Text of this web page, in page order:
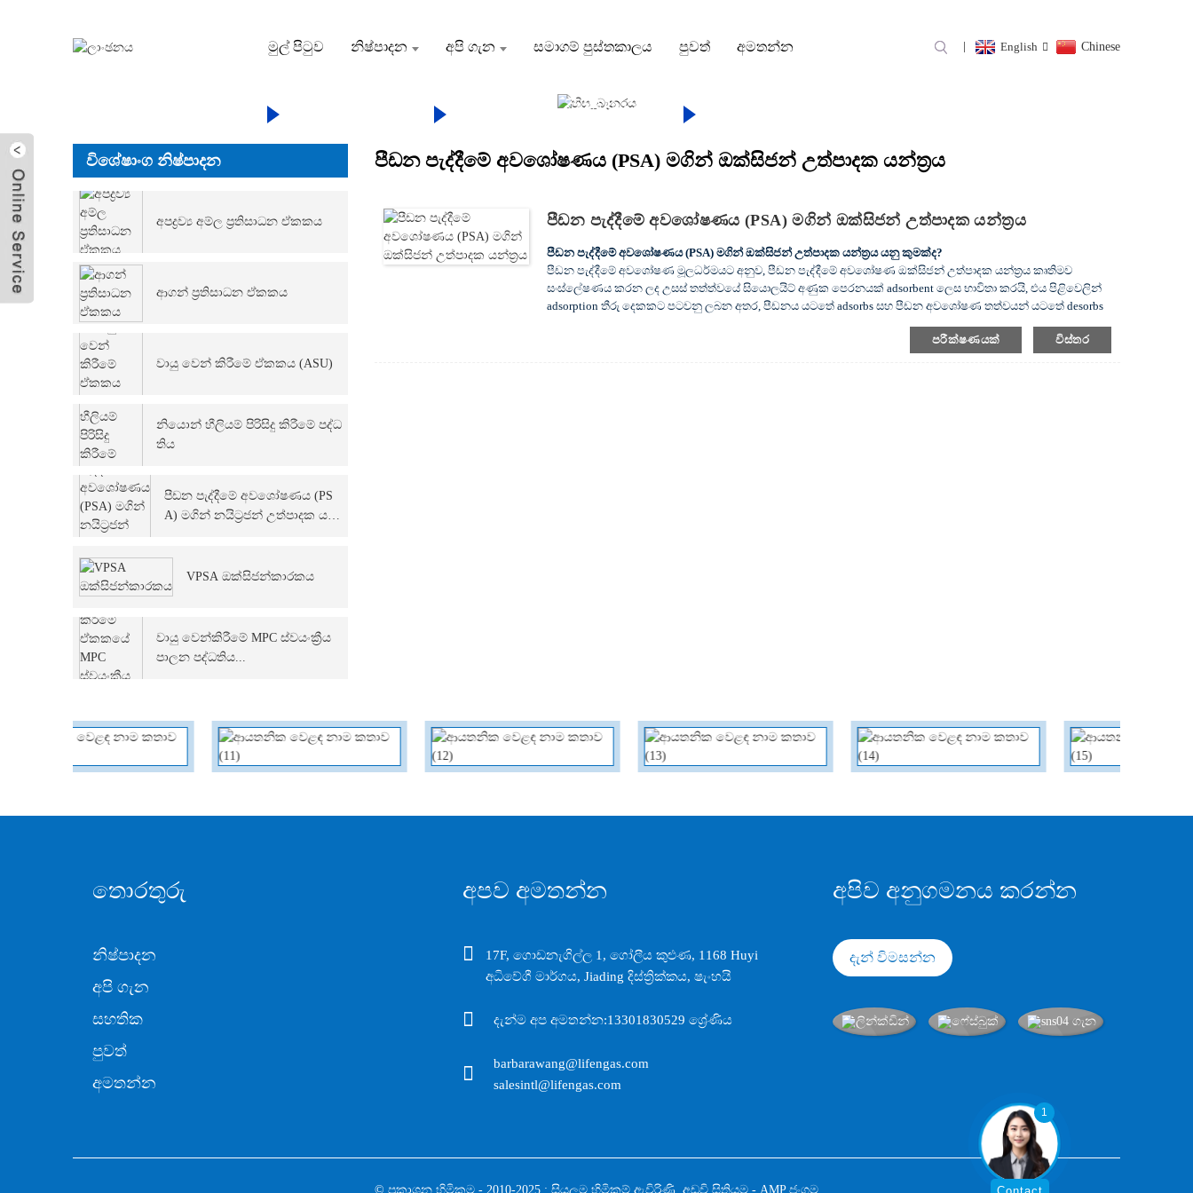
මුල් පිටුව නිෂ්පාදන අපි ගැන සමාගම් පුස්තකාලය පුවත් අමතන්න English Chinese
පීඑස්ඒ, වීපීඑස්ඒ
(PSA) මගින් ඔක්සිජන් උත්පාදක යන්ත්‍රය
විශේෂාංග නිෂ්පාදන
අපද්‍රව්‍ය අම්ල ප්‍රතිසාධන ඒකකය
ආගන් ප්‍රතිසාධන ඒකකය
වායු වෙන් කිරීමේ ඒකකය (ASU)
නියොන් හීලියම් පිරිසිදු කිරීමේ පද්ධ
තිය
පීඩන පැද්දීමේ අවශෝෂණය (PS
A) මගින් නයිට්‍රජන් උත්පාදක ය
VPSA ඔක්සිජන්කාරකය
වායු වෙන්කිරීමේ MPC ස්වයංක්‍රීය
පාලන පද්ධතිය...
පීඩන පැද්දීමේ අවශෝෂණය (PSA) මගින් ඔක්සිජන් උත්පාදක යන්ත්‍රය
පීඩන පැද්දීමේ අවශෝෂණය (PSA) මගින් ඔක්සිජන් උත්පාදක යන්ත්‍රය
පීඩන පැද්දීමේ අවශෝෂණය (PSA) මගින් ඔක්සිජන් උත්පාදක යන්ත්‍රය යනු කුමක්ද?
පීඩන පැද්දීමේ අවශෝෂණ මූලධර්මයට අනුව, පීඩන පැද්දීමේ අවශෝෂණ ඔක්සිජන් උත්පාදක යන්ත්‍රය කෘතිමව
සංස්ලේෂණය කරන ලද උසස් තත්ත්වයේ සියොලයිට් අණුක පෙරනයක් adsorbent ලෙස භාවිතා කරයි, එය පිළිවෙලින්
adsorption තීරු දෙකකට පටවනු ලබන අතර, පීඩනය යටතේ adsorbs සහ පීඩන අවශෝෂණ තත්වයන් යටතේ desorbs
වේ, සහ adsorption තීරු දෙක පිළිවෙලින් පීඩන අවශෝෂණ සහ පීඩන අවශෝෂණ ක්‍රියාවලියේ පවතී, සහ adsorbers
දෙක විකල්ප වශයෙන් adsorb සහ desorb, එවිට වාතයෙන් ඔක්සිජන් අඛණ්ඩව නිපදවා පාරිභෝගිකයින්ට අවශ්‍ය
පරීක්ෂණයක් විස්තර
තොරතුරු
නිෂ්පාදන
අපි ගැන
සහතික
පුවත්
අමතන්න
අපව අමතන්න
17F, ගොඩනැගිල්ල 1, ගෝලීය කුළුණ, 1168 Huyi
අධිවේගී මාර්ගය, Jiading දිස්ත්‍රික්කය, ෂැංහයි
දැන්ම අප අමතන්න:13301830529 ශ්‍රේණිය
barbarawang@lifengas.com
salesintl@lifengas.com
අපිව අනුගමනය කරන්න
දැන් විමසන්න
© ප්‍රකාශන හිමිකම - 2010-2025 : සියලුම හිමිකම් ඇවිරිණි. අඩවි සිතියම - AMP ජංගම
විද්‍යුත් තැපෑල
1